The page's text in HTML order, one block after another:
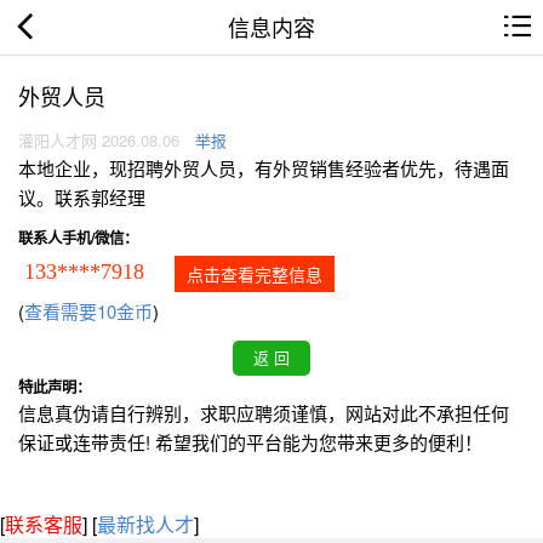
信息内容
外贸人员
灌阳人才网 2026.08.06 举报
本地企业，现招聘外贸人员，有外贸销售经验者优先，待遇面
议。联系郭经理
联系人手机/微信：
133****7918 点击查看完整信息
(查看需要10金币)
特此声明：
信息真伪请自行辨别，求职应聘须谨慎，网站对此不承担任何
保证或连带责任! 希望我们的平台能为您带来更多的便利！
[联系客服] [最新找人才]